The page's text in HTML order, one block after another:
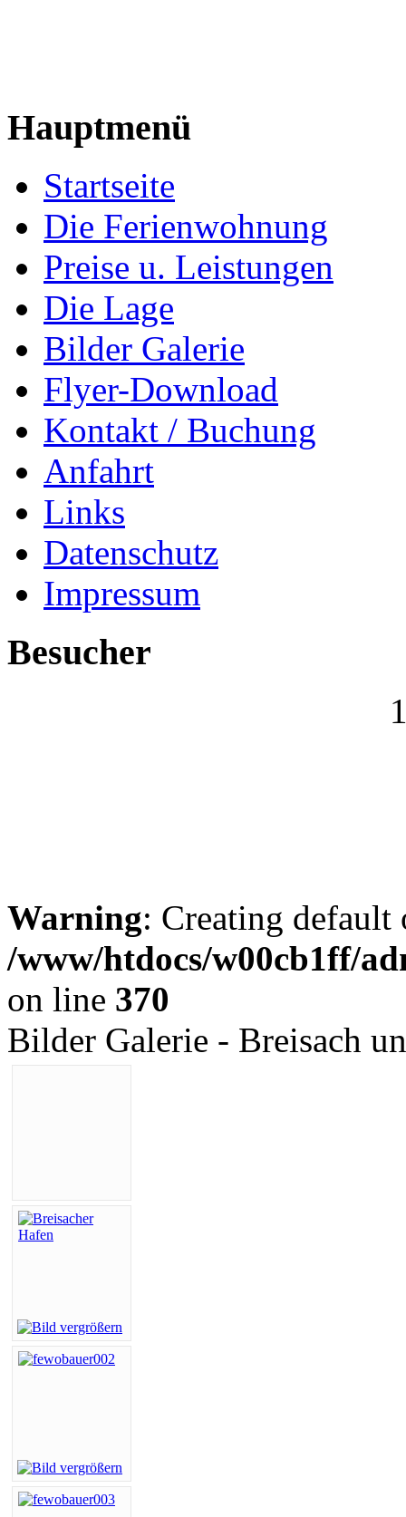
Hauptmenü
Startseite
Die Ferienwohnung
Preise u. Leistungen
Die Lage
Bilder Galerie
Flyer-Download
Kontakt / Buchung
Anfahrt
Links
Datenschutz
Impressum
Besucher
Warning: Creating
/www/htdocs/w00cb1ff/
on line 370
Bilder Galerie - Breisach